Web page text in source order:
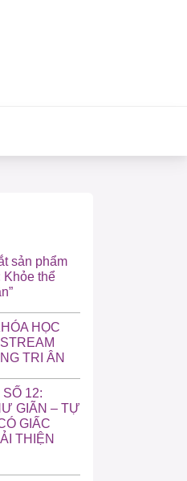
sản phẩm
Khỏe thể
HỌC
TRI ÂN
12:
GIÃN – TỰ
GIẤC
THIỆN